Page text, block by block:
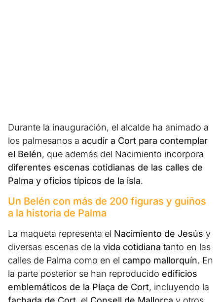
Durante la inauguración, el alcalde ha animado a
los palmesanos a acudir a Cort para contemplar
el Belén, que además del Nacimiento incorpora
diferentes escenas cotidianas de las calles de
Palma y oficios típicos de la isla.
Un Belén con más de 200 figuras y guiños
a la historia de Palma
La maqueta representa el Nacimiento de Jesús y
diversas escenas de la vida cotidiana tanto en las
calles de Palma como en el campo mallorquín. En
la parte posterior se han reproducido edificios
emblemáticos de la Plaça de Cort, incluyendo la